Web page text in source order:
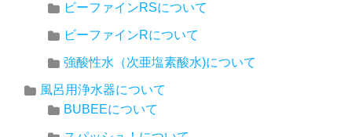
ビーファインRSについて
ビーファインRについて
強酸性水（次亜塩素酸水)について
風呂用浄水器について
BUBEEについて